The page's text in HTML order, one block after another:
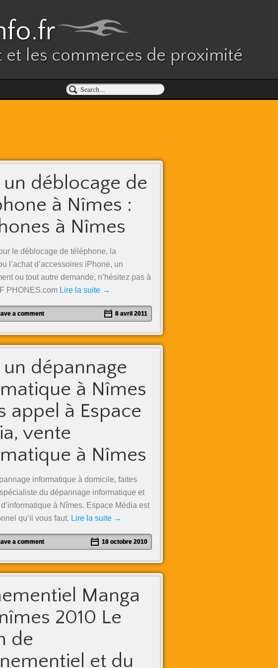
et les commerces de proximité
un déblocage de
à Nîmes :
à Nîmes
le déblocage de téléphone, la
l’achat d’accessoires iPhone, un
ou tout autre demande, n’hésitez pas à
PHONES.com Lire la suite →
a comment 8 avril 2011
un dépannage
à Nîmes
appel à Espace
vente
à Nîmes
informatique à domicile, faites
du dépannage informatique et
à Nîmes. Espace Média est
qu’il vous faut. Lire la suite →
a comment 18 octobre 2010
Manga
2010 Le
de
et du